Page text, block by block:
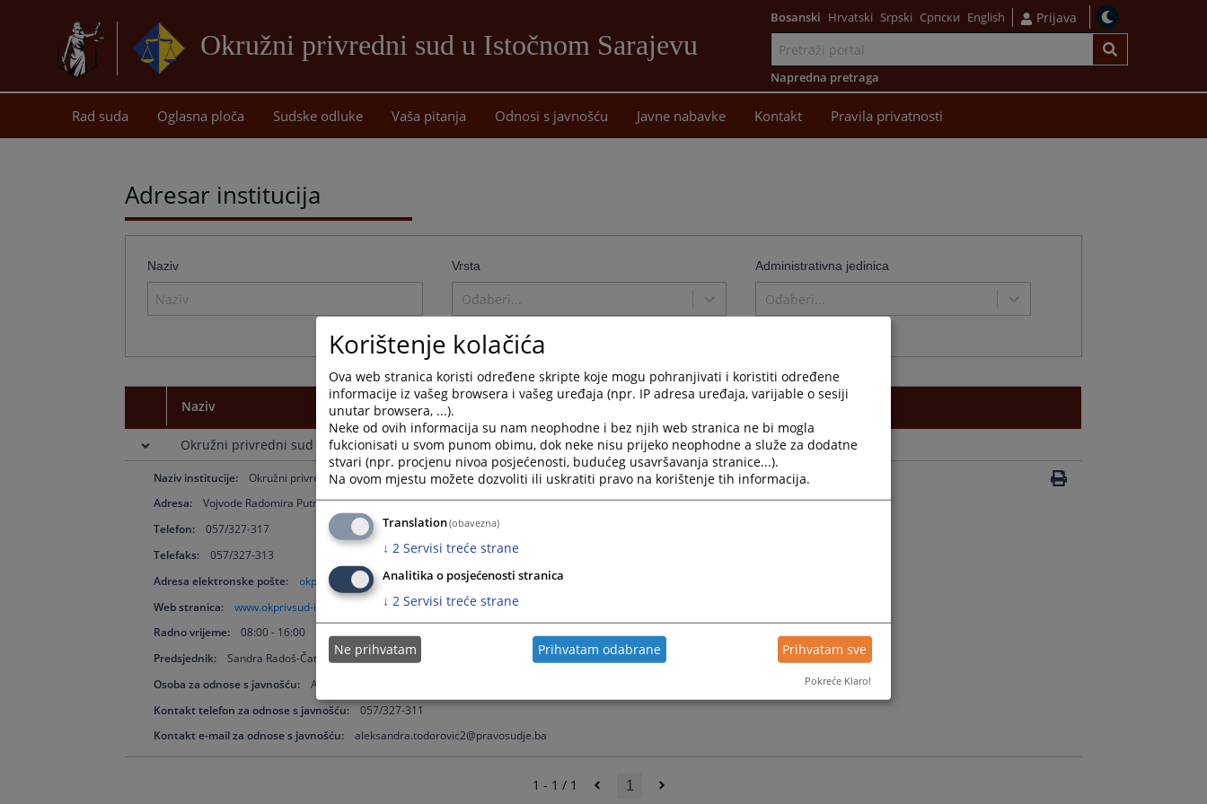
Okružni privredni sud u Istočnom Sarajevu
sadržaj
Bosanski Hrvatski Srpski Српски English Prijava
Napredna pretraga
Rad suda Oglasna ploča Sudske odluke Vaša pitanja Odnosi s javnošću Javne nabavke Kontakt Pravila privatnosti
Adresar institucija
Naziv Vrsta
Odaberi...
Administrativna jedinica
Odaberi...
Naziv
Okružni privredni sud u Istočnom Sarajevu
Naziv institucije:
Okružni privredni sud u Istočnom Sarajevu
Adresa:
Vojvode Radomira Putnika bb, 71123 Istočno Sarajevo
Telefon:
057/327-317
Telefaks:
057/327-313
Adresa elektronske pošte:
okpsud-istocnosarajevo@pravosudje.ba
Web stranica:
www.okprivsud-istocnosarajevo.pravosudje.ba
Radno vrijeme:
08:00 - 16:00
Predsjednik:
Sandra Radoš-Čatak
Osoba za odnose s javnošću:
Aleksandra Todorović
Kontakt telefon za odnose s javnošću:
057/327-311
Kontakt e-mail za odnose s javnošću:
aleksandra.todorovic2@pravosudje.ba
1 - 1 / 1 1
Korištenje kolačića
Ova web stranica koristi određene skripte koje mogu pohranjivati i koristiti određene
informacije iz vašeg browsera i vašeg uređaja (npr. IP adresa uređaja, varijable o sesiji
unutar browsera, ...).
Neke od ovih informacija su nam neophodne i bez njih web stranica ne bi mogla
fukcionisati u svom punom obimu, dok neke nisu prijeko neophodne a služe za dodatne
stvari (npr. procjenu nivoa posjećenosti, budućeg usavršavanja stranice...).
Na ovom mjestu možete dozvoliti ili uskratiti pravo na korištenje tih informacija.
Translation(obavezna)
↓ 2 Servisi treće strane
Analitika o posjećenosti stranica
↓ 2 Servisi treće strane
Ne prihvatam Prihvatam odabrane Prihvatam sve
Pokreće Klaro!